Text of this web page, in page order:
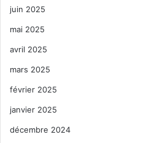
juin 2025
mai 2025
avril 2025
mars 2025
février 2025
janvier 2025
décembre 2024